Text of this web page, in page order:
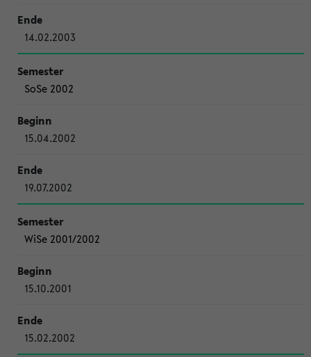
14.02.2003
SoSe 2002
15.04.2002
19.07.2002
WiSe 2001/2002
15.10.2001
15.02.2002